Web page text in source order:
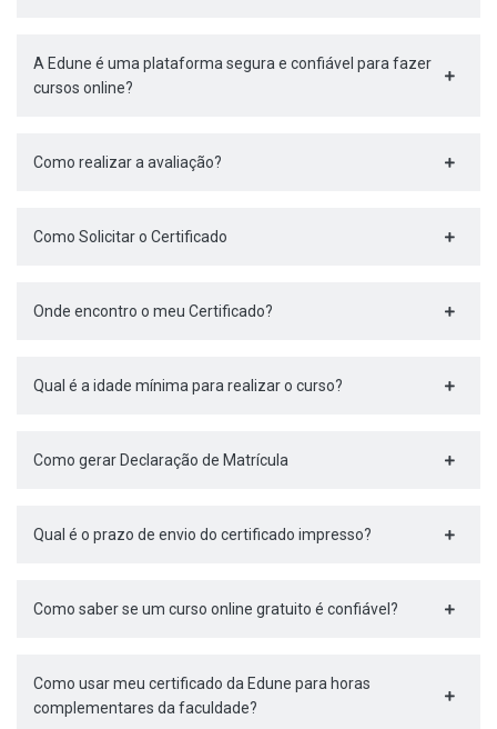
A Edune é uma plataforma segura e confiável para fazer
cursos online?
Como realizar a avaliação?
Como Solicitar o Certificado
Onde encontro o meu Certificado?
Qual é a idade mínima para realizar o curso?
Como gerar Declaração de Matrícula
Qual é o prazo de envio do certificado impresso?
Como saber se um curso online gratuito é confiável?
Como usar meu certificado da Edune para horas
complementares da faculdade?